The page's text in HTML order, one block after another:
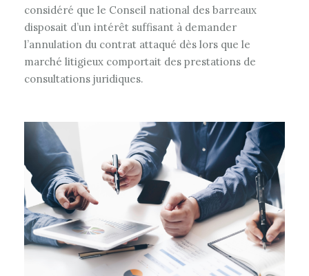
considéré que le Conseil national des barreaux
disposait d’un intérêt suffisant à demander
l’annulation du contrat attaqué dès lors que le
marché litigieux comportait des prestations de
consultations juridiques.